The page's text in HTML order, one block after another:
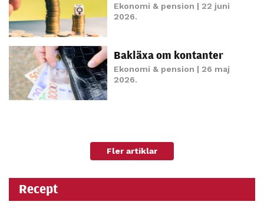
Ekonomi & pension | 22 juni
2026.
Bakläxa om kontanter
Ekonomi & pension | 26 maj
2026.
Fler artiklar
Recept